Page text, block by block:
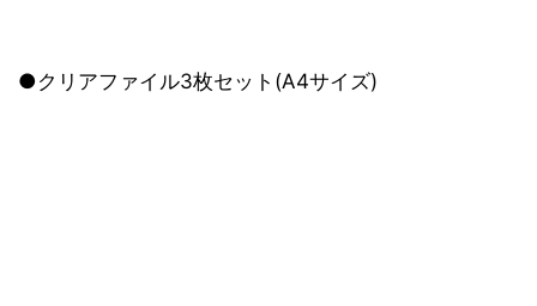
●クリアファイル3枚セット(A4サイズ)